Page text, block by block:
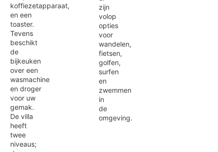
koffiezetapparaat,
en een
toaster.
Tevens
beschikt
de
bijkeuken
over een
wasmachine
en droger
voor uw
gemak.
De villa
heeft
twee
niveaus;
zijn
volop
opties
voor
wandelen,
fietsen,
golfen,
surfen
en
zwemmen
in
de
omgeving.